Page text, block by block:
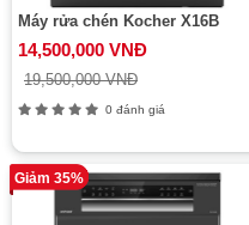
Máy rửa chén Kocher X16B
14,500,000 VNĐ
19,500,000 VNĐ
0 đánh giá
Giảm 35%